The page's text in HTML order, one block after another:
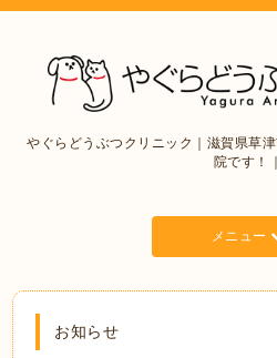
やぐらどうぶつクリニック｜滋賀県草
院です！｜
メニュー
お知らせ